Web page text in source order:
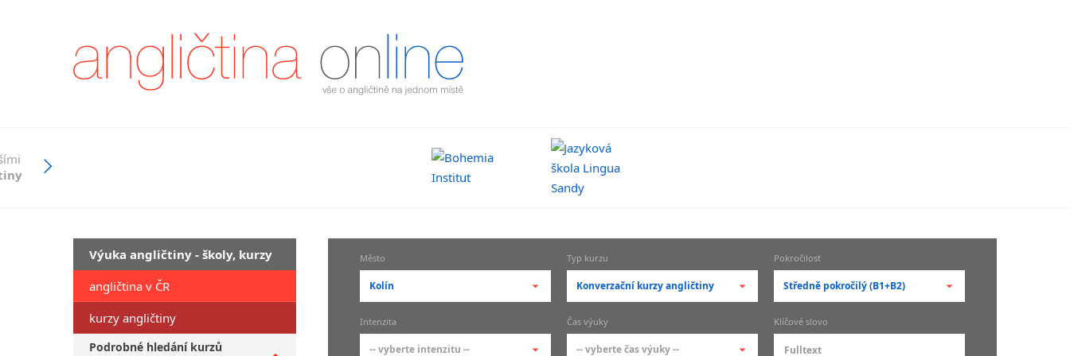
Výuka angličtiny - školy, kurzy
angličtina v ČR
kurzy angličtiny
Podrobné hledání kurzů
Město
Kolín
-- vyberte město --
pražské městské části
Typ kurzu
Konverzační kurzy angličtiny
-- vyberte typ --
základní členění kurzů
Pokročilost
Středně pokročilý (B1+B2)
-- vyberte pokročilost --
Intenzita
-- vyberte intenzitu --
Čas výuky
-- vyberte čas výuky --
Klíčové slovo